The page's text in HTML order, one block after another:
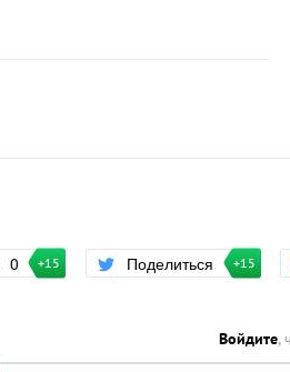
0 +15 Поделиться +15
Войдите,